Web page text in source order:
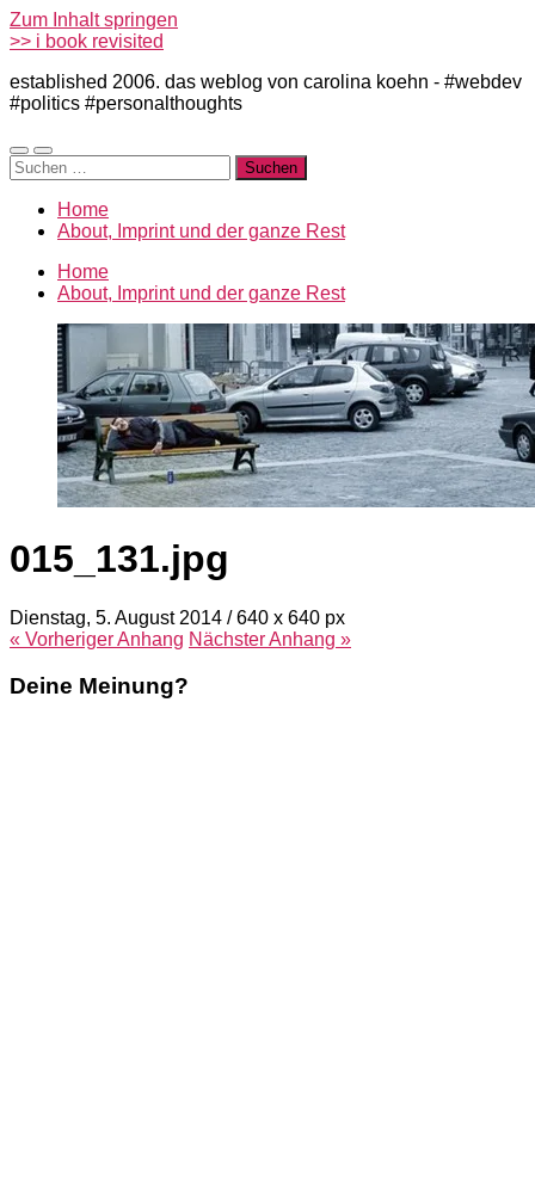
Zum Inhalt springen
>> i book revisited
established 2006. das weblog von carolina koehn - #webdev
#politics #personalthoughts
Mobile-
Menü
Suchfeld
ein-/ausblenden
Suchen
nach:
Home
About, Imprint und der ganze Rest
Home
About, Imprint und der ganze Rest
015_131.jpg
Dienstag, 5. August 2014 /640 x 640 px
« VorherigerAnhang NächsterAnhang »
Deine Meinung?